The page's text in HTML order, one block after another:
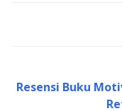
Resensi Buku